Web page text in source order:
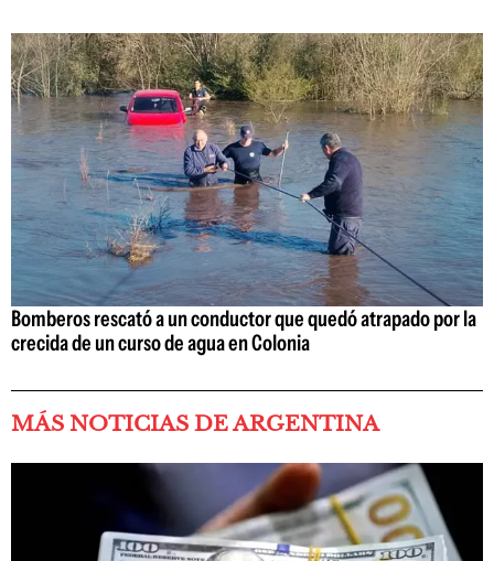
Bomberos rescató a un conductor que quedó atrapado por la
crecida de un curso de agua en Colonia
MÁS NOTICIAS DE ARGENTINA